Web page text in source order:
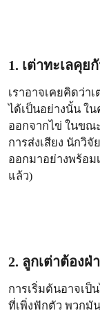
1. เต่าทะเลคุ
เราอาจเคยคิดว่า
ได้เป็นอย่างนั้น ใ
ออกจากไข่ ในขณ
การส่งเสียง นักวิ
ออกมาอย่างพร้อม
แล้ว)
2. ลูกเต่าต้อง
การเริ่มต้นอาจเป็
ที่เพิ่งฟักตัว พวกมั